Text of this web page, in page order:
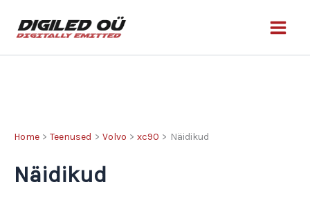
Home Teenused Volvo xc90 Näidikud
Näidikud